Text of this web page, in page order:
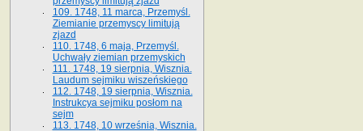
109. 1748, 11 marca, Przemyśl.
Ziemianie przemyscy limitują
zjazd
110. 1748, 6 maja, Przemyśl.
Uchwały ziemian przemyskich
111. 1748, 19 sierpnia, Wisznia.
Laudum sejmiku wiszeńskiego
112. 1748, 19 sierpnia, Wisznia.
Instrukcya sejmiku posłom na
sejm
113. 1748, 10 września, Wisznia.